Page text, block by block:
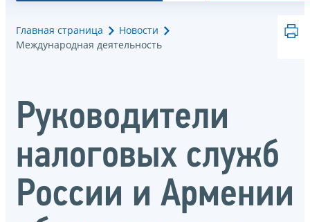
Главная страница
Новости
Международная деятельность
Руководители
налоговых служб
России и Армении